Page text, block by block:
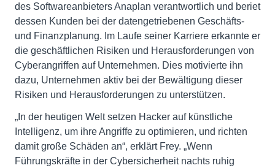
des Softwareanbieters Anaplan verantwortlich und beriet
dessen Kunden bei der datengetriebenen Geschäfts-
und Finanzplanung. Im Laufe seiner Karriere erkannte er
die geschäftlichen Risiken und Herausforderungen von
Cyberangriffen auf Unternehmen. Dies motivierte ihn
dazu, Unternehmen aktiv bei der Bewältigung dieser
Risiken und Herausforderungen zu unterstützen.
„In der heutigen Welt setzen Hacker auf künstliche
Intelligenz, um ihre Angriffe zu optimieren, und richten
damit große Schäden an“, erklärt Frey. „Wenn
Führungskräfte in der Cybersicherheit nachts ruhig